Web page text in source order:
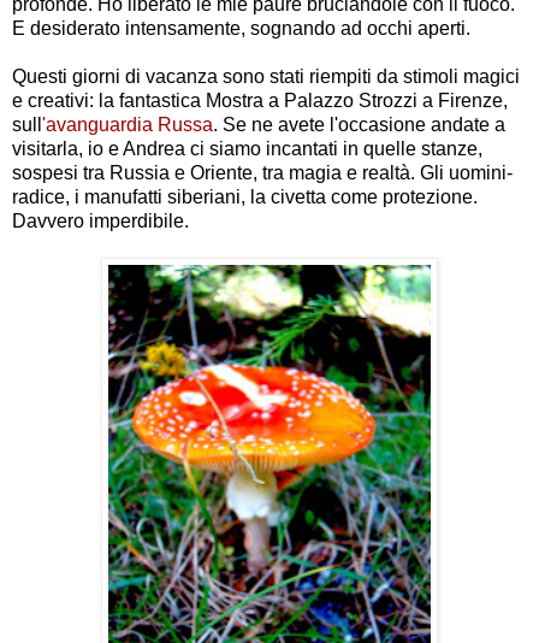
profonde. Ho liberato le mie paure bruciandole con il fuoco.
E desiderato intensamente, sognando ad occhi aperti.
Questi giorni di vacanza sono stati riempiti da stimoli magici
e creativi: la fantastica Mostra a Palazzo Strozzi a Firenze,
sull 'avanguardia Russa. Se ne avete l'occasione andate a
visitarla, io e Andrea ci siamo incantati in quelle stanze,
sospesi tra Russia e Oriente, tra magia e realtà. Gli uomini-
radice, i manufatti siberiani, la civetta come protezione.
Davvero imperdibile.